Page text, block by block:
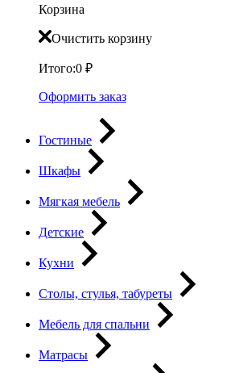
Корзина
Очистить корзину
Итого:0 ₽
Оформить заказ
Гостиные
Шкафы
Мягкая мебель
Детские
Кухни
Столы, стулья, табуреты
Мебель для спальни
Матрасы